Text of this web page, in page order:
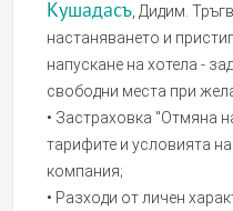
Кушадасъ, Дидим.
настаняването и
напускане на хотела -
свободни места при
• Застраховка "Отмяна
тарифите и условията
компания;
• Разходи от личен